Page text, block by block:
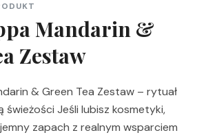
Mandarin &
Zestaw
& Green Tea Zestaw – rytuał
świeżości Jeśli lubisz kosmetyki,
zapach z realnym wsparciem